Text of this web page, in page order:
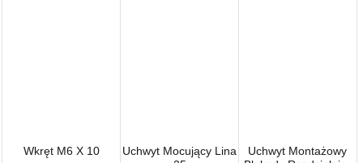
Wkręt M6 X 10
Uchwyt Mocujący Lina
Uchwyt Montażowy